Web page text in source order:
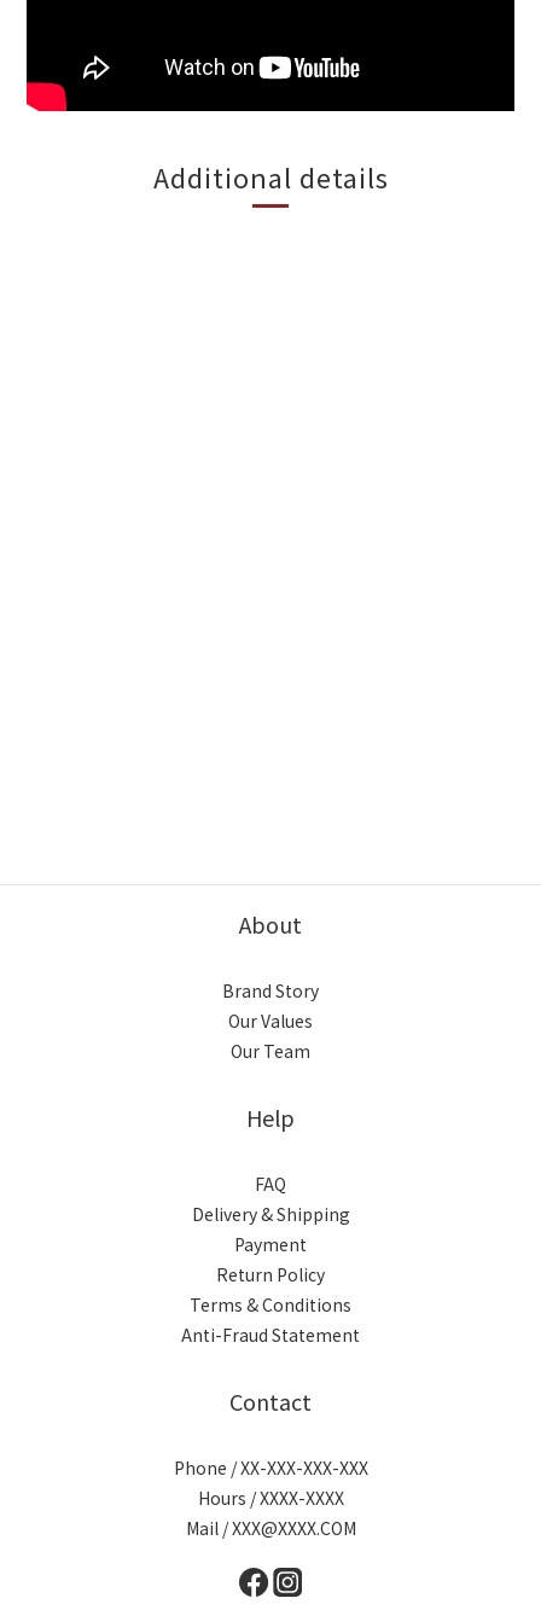
Additional details
About
Brand Story
Our Values
Our Team
Help
FAQ
Delivery & Shipping
Payment
Return Policy
Terms & Conditions
Anti-Fraud Statement
Contact
Phone / XX-XXX-XXX-XXX
Hours / XXXX-XXXX
Mail / XXX@XXXX.COM